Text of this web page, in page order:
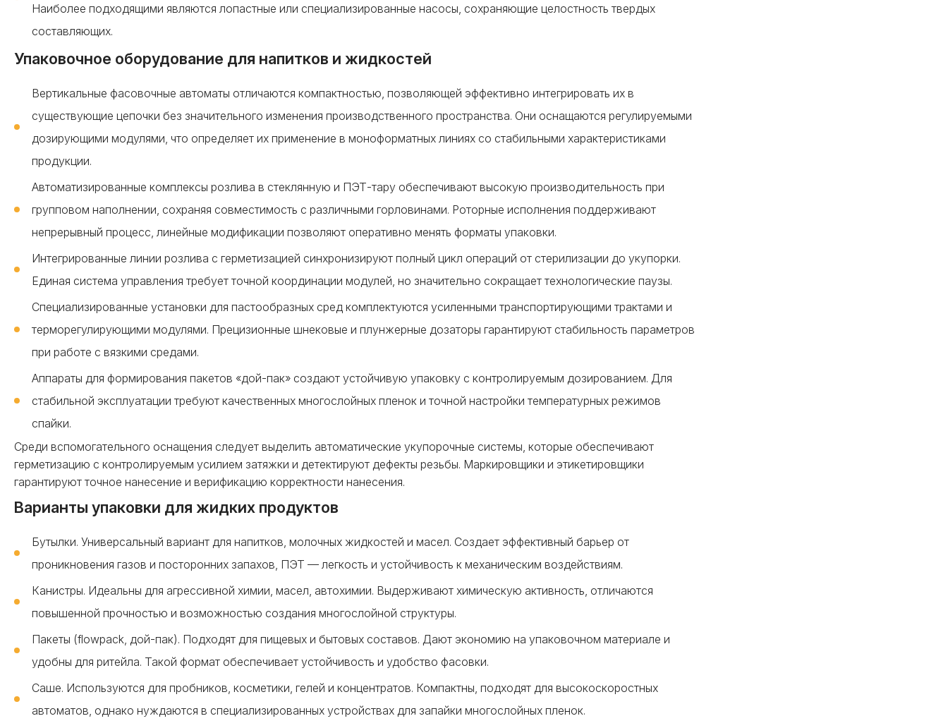
Наиболее подходящими являются лопастные или специализированные насосы, сохраняющие целостность твердых
составляющих.
Упаковочное оборудование для напитков и жидкостей
Вертикальные фасовочные автоматы отличаются компактностью, позволяющей эффективно интегрировать их в
существующие цепочки без значительного изменения производственного пространства. Они оснащаются регулируемыми
дозирующими модулями, что определяет их применение в моноформатных линиях со стабильными характеристиками
продукции.
Автоматизированные комплексы розлива в стеклянную и ПЭТ-тару обеспечивают высокую производительность при
групповом наполнении, сохраняя совместимость с различными горловинами. Роторные исполнения поддерживают
непрерывный процесс, линейные модификации позволяют оперативно менять форматы упаковки.
Интегрированные линии розлива с герметизацией синхронизируют полный цикл операций от стерилизации до укупорки.
Единая система управления требует точной координации модулей, но значительно сокращает технологические паузы.
Специализированные установки для пастообразных сред комплектуются усиленными транспортирующими трактами и
терморегулирующими модулями. Прецизионные шнековые и плунжерные дозаторы гарантируют стабильность параметров
при работе с вязкими средами.
Аппараты для формирования пакетов «дой-пак» создают устойчивую упаковку с контролируемым дозированием. Для
стабильной эксплуатации требуют качественных многослойных пленок и точной настройки температурных режимов
спайки.
Среди вспомогательного оснащения следует выделить автоматические укупорочные системы, которые обеспечивают
герметизацию с контролируемым усилием затяжки и детектируют дефекты резьбы. Маркировщики и этикетировщики
гарантируют точное нанесение и верификацию корректности нанесения.
Варианты упаковки для жидких продуктов
Бутылки. Универсальный вариант для напитков, молочных жидкостей и масел. Создает эффективный барьер от
проникновения газов и посторонних запахов, ПЭТ — легкость и устойчивость к механическим воздействиям.
Канистры. Идеальны для агрессивной химии, масел, автохимии. Выдерживают химическую активность, отличаются
повышенной прочностью и возможностью создания многослойной структуры.
Пакеты (flowpack, дой-пак). Подходят для пищевых и бытовых составов. Дают экономию на упаковочном материале и
удобны для ритейла. Такой формат обеспечивает устойчивость и удобство фасовки.
Саше. Используются для пробников, косметики, гелей и концентратов. Компактны, подходят для высокоскоростных
автоматов, однако нуждаются в специализированных устройствах для запайки многослойных пленок.